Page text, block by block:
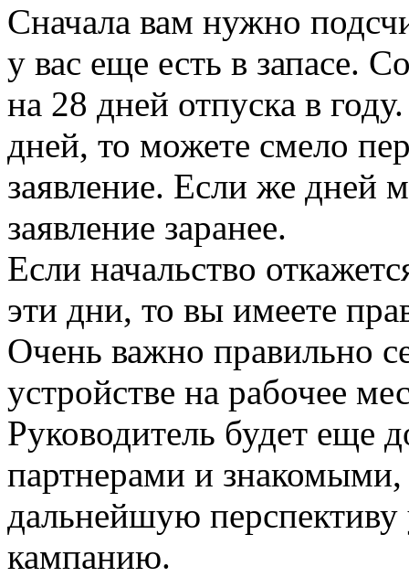
Сначала вам нужно
у вас еще есть в запасе.
на 28 дней отпуска в
дней, то можете смело
заявление. Если же дней
заявление заранее.
Если начальство
эти дни, то вы имеете
Очень важно правильно
устройстве на рабочее
Руководитель будет еще
партнерами и
дальнейшую перспективу
кампанию.